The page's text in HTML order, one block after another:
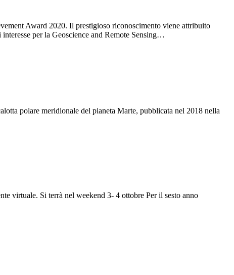
Award 2020. Il prestigioso riconoscimento viene attribuito
per la Geoscience and Remote Sensing…
polare meridionale del pianeta Marte, pubblicata nel 2018 nella
virtuale. Si terrà nel weekend 3- 4 ottobre Per il sesto anno